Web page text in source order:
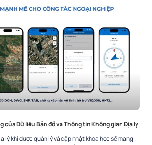
của Dữ liệu Bản đồ và Thông tin Không gian Địa lý
lý khi được quản lý và cập nhật khoa học sẽ mang